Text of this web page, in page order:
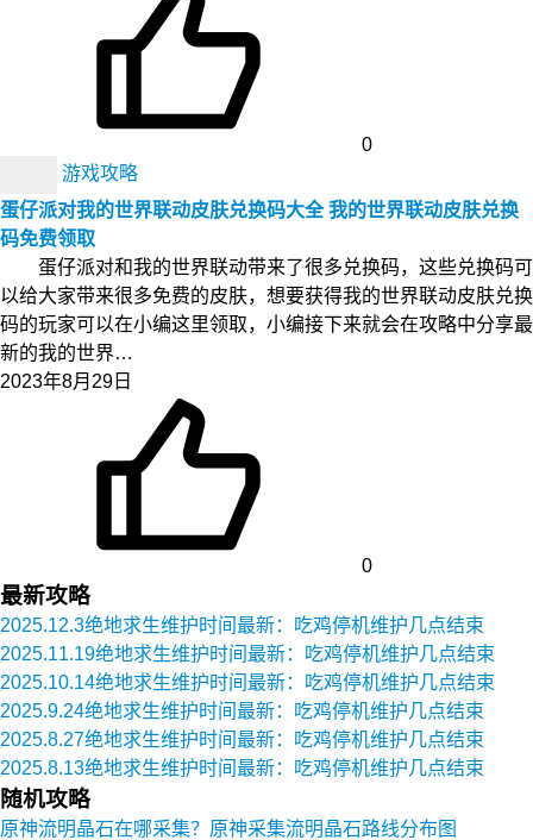
0
游戏攻略
蛋仔派对我的世界联动皮肤兑换码大全 我的世界联动皮肤兑换
码免费领取
蛋仔派对和我的世界联动带来了很多兑换码，这些兑换码可
以给大家带来很多免费的皮肤，想要获得我的世界联动皮肤兑换
码的玩家可以在小编这里领取，小编接下来就会在攻略中分享最
新的我的世界…
2023年8月29日
0
最新攻略
2025.12.3绝地求生维护时间最新：吃鸡停机维护几点结束
2025.11.19绝地求生维护时间最新：吃鸡停机维护几点结束
2025.10.14绝地求生维护时间最新：吃鸡停机维护几点结束
2025.9.24绝地求生维护时间最新：吃鸡停机维护几点结束
2025.8.27绝地求生维护时间最新：吃鸡停机维护几点结束
2025.8.13绝地求生维护时间最新：吃鸡停机维护几点结束
随机攻略
原神流明晶石在哪采集？原神采集流明晶石路线分布图